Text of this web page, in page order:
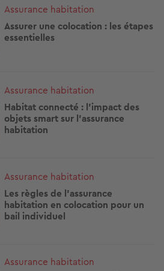
Assurance habitation
Assurer une colocation : les étapes
essentielles
Assurance habitation
Habitat connecté : l’impact des
objets smart sur l’assurance
habitation
Assurance habitation
Les règles de l'assurance
habitation en colocation pour un
bail individuel
Assurance habitation